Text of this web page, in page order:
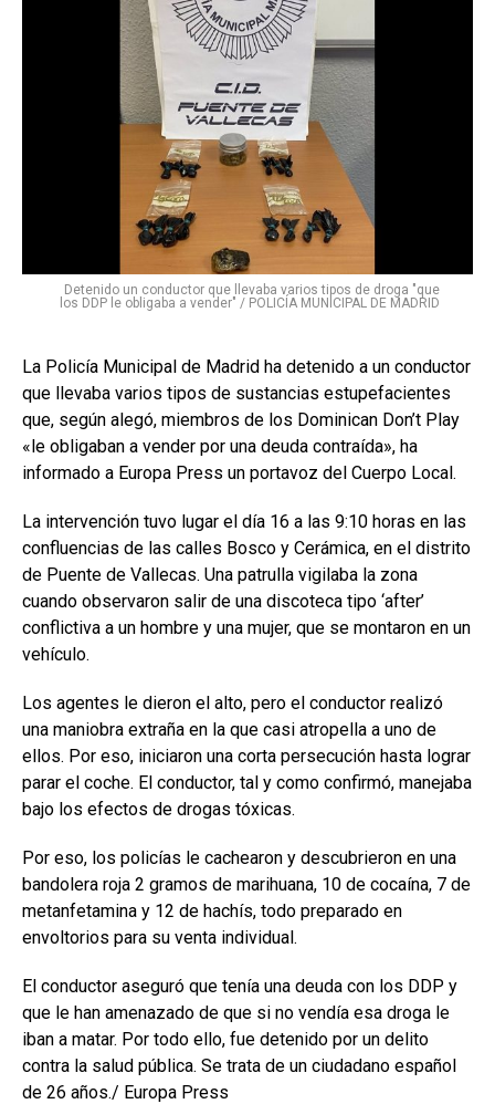
Detenido un conductor que llevaba varios tipos de droga "que
los DDP le obligaba a vender" / POLICÍA MUNICIPAL DE MADRID
La Policía Municipal de Madrid ha detenido a un conductor
que llevaba varios tipos de sustancias estupefacientes
que, según alegó, miembros de los Dominican Don’t Play
«le obligaban a vender por una deuda contraída», ha
informado a Europa Press un portavoz del Cuerpo Local.
La intervención tuvo lugar el día 16 a las 9:10 horas en las
confluencias de las calles Bosco y Cerámica, en el distrito
de Puente de Vallecas. Una patrulla vigilaba la zona
cuando observaron salir de una discoteca tipo ‘after’
conflictiva a un hombre y una mujer, que se montaron en un
vehículo.
Los agentes le dieron el alto, pero el conductor realizó
una maniobra extraña en la que casi atropella a uno de
ellos. Por eso, iniciaron una corta persecución hasta lograr
parar el coche. El conductor, tal y como confirmó, manejaba
bajo los efectos de drogas tóxicas.
Por eso, los policías le cachearon y descubrieron en una
bandolera roja 2 gramos de marihuana, 10 de cocaína, 7 de
metanfetamina y 12 de hachís, todo preparado en
envoltorios para su venta individual.
El conductor aseguró que tenía una deuda con los DDP y
que le han amenazado de que si no vendía esa droga le
iban a matar. Por todo ello, fue detenido por un delito
contra la salud pública. Se trata de un ciudadano español
de 26 años./ Europa Press